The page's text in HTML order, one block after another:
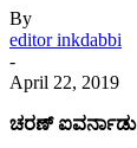
By
editor inkdabbi
-
April 22, 2019
ಚರಣ್ ಐವರ್ನಾಡು